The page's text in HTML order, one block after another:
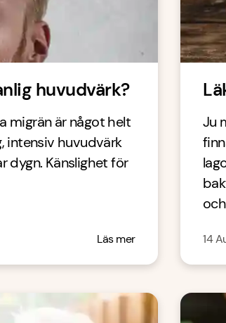
huvudvärk?
migrän är något helt
intensiv huvudvärk
dygn. Känslighet för
Läs mer
Ju
14